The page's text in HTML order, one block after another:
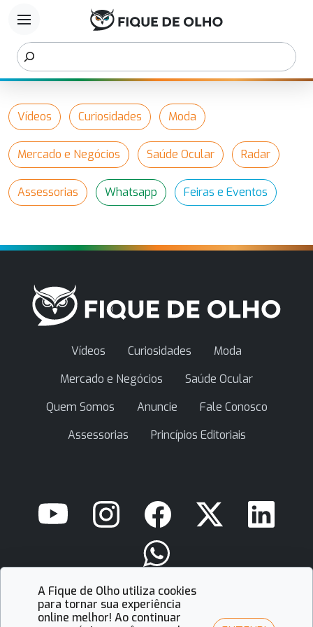
menu
Vídeos Curiosidades Moda
Mercado e Negócios Saúde Ocular Radar
Assessorias Whatsapp Feiras e Eventos
Vídeos Curiosidades
Moda
Mercado e Negócios
Saúde Ocular
Quem Somos
Anuncie
Fale Conosco
Assessorias
Princípios Editoriais
contato@fiquedeolho.com.br
A Fique de Olho utiliza cookies
para tornar sua experiência
online melhor! Ao continuar